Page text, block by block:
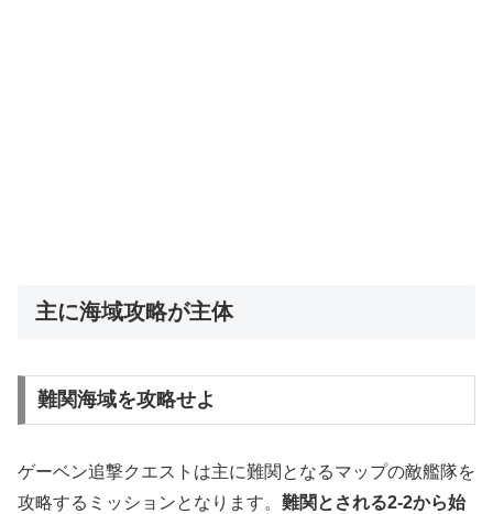
主に海域攻略が主体
難関海域を攻略せよ
ゲーベン追撃クエストは主に難関となるマップの敵艦隊を
攻略するミッションとなります。 難関とされる2-2から始